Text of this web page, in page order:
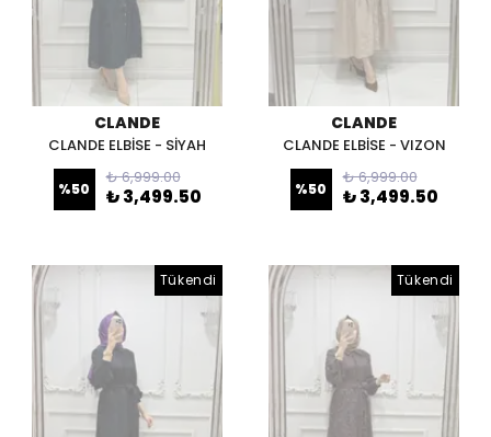
CLANDE
CLANDE ELBİSE - SİYAH
%50
₺ 6,999.00
₺ 3,499.50
CLANDE
CLANDE ELBİSE - VIZON
%50
₺ 6,999.00
₺ 3,499.50
Tükendi Tükendi